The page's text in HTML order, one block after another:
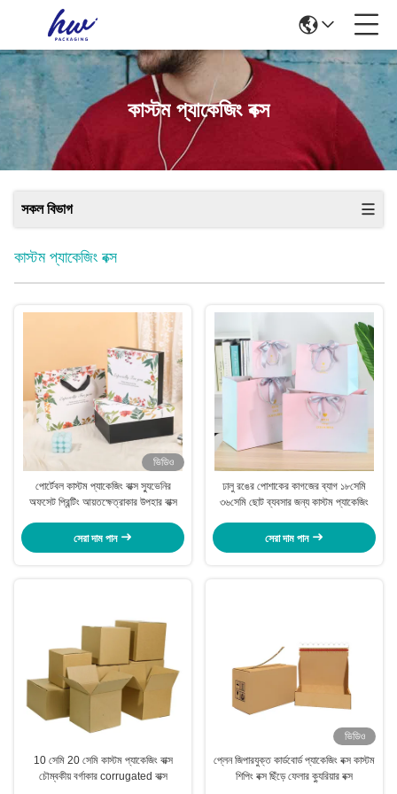
কাস্টম প্যাকেজিং বক্স
সকল বিভাগ
কাস্টম প্যাকেজিং বক্স
ভিডিও
পোর্টেবল কাস্টম প্যাকেজিং বাক্স স্যুভেনির
অফসেট প্রিন্টিং আয়তক্ষেত্রাকার উপহার বাক্স
সেরা দাম পান
ঢালু রঙের পোশাকের কাগজের ব্যাগ ১৮সেমি
৩৬সেমি ছোট ব্যবসার জন্য কাস্টম প্যাকেজিং
সেরা দাম পান
10 সেমি 20 সেমি কাস্টম প্যাকেজিং বাক্স
চৌম্বকীয় বর্গাকার corrugated বাক্স
ভিডিও
প্লেন জিপারযুক্ত কার্ডবোর্ড প্যাকেজিং বক্স কাস্টম
শিপিং বক্স ছিঁড়ে ফেলার ক্যুরিয়ার বক্স